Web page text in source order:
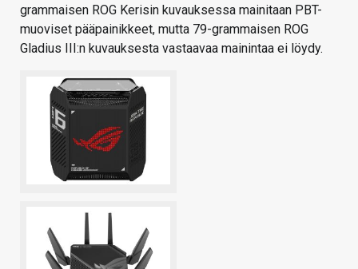
grammaisen ROG Kerisin kuvauksessa mainitaan PBT-
muoviset pääpainikkeet, mutta 79-grammaisen ROG
Gladius III:n kuvauksesta vastaavaa mainintaa ei löydy.